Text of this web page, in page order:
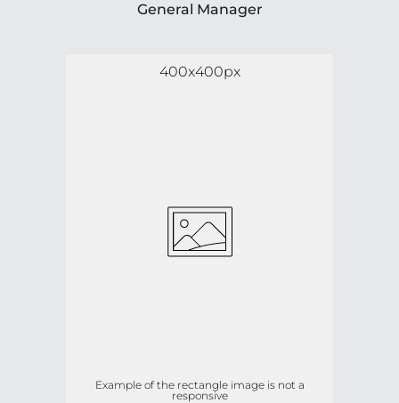
General Manager
400x400px
Example of the rectangle image is not a
responsive